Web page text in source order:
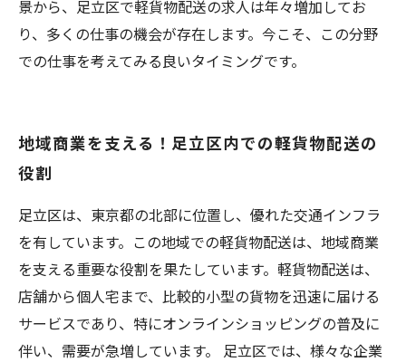
景から、足立区で軽貨物配送の求人は年々増加してお
り、多くの仕事の機会が存在します。今こそ、この分野
での仕事を考えてみる良いタイミングです。
地域商業を支える！足立区内での軽貨物配送の
役割
足立区は、東京都の北部に位置し、優れた交通インフラ
を有しています。この地域での軽貨物配送は、地域商業
を支える重要な役割を果たしています。軽貨物配送は、
店舗から個人宅まで、比較的小型の貨物を迅速に届ける
サービスであり、特にオンラインショッピングの普及に
伴い、需要が急増しています。 足立区では、様々な企業